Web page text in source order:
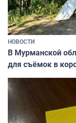
НОВОСТИ
В Мурманской
для съёмок в